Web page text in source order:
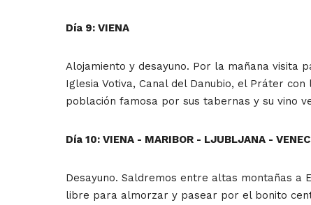
Día 9: VIENA
Alojamiento y desayuno. Por la mañana visita
Iglesia Votiva, Canal del Danubio, el Práter
población famosa por sus tabernas y su vino
Día 10: VIENA - MARIBOR - LJUBLJANA -
Desayuno. Saldremos entre altas montañas a
libre para almorzar y pasear por el bonito